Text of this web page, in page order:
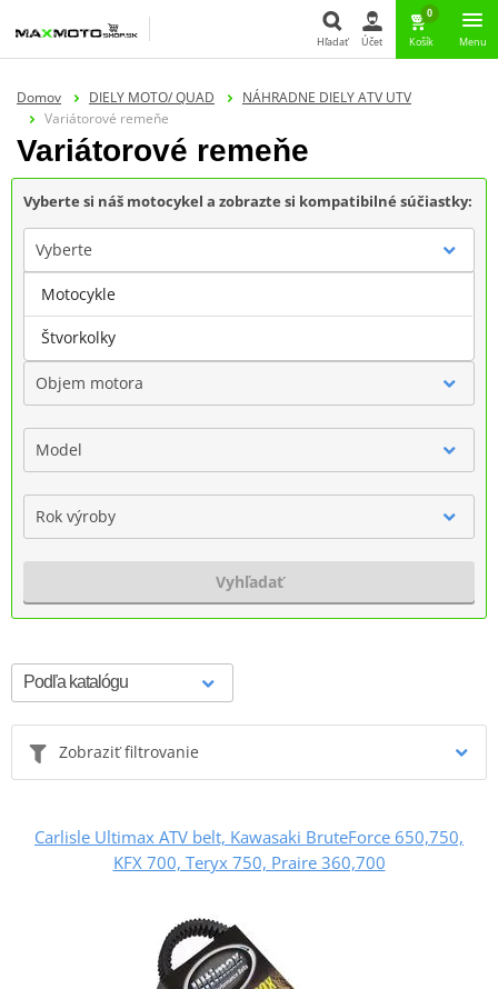
Hľadať Účet
0
Košík Menu
Domov DIELY MOTO/ QUAD
NÁHRADNE DIELY ATV UTV
Variátorové remeňe
Variátorové remeňe
Vyberte si náš motocykel a zobrazte si kompatibilné súčiastky:
Vyberte
Značka
Objem motora
Model
Rok výroby
Vyhľadať
Zobraziť filtrovanie
Carlisle Ultimax ATV belt, Kawasaki BruteForce 650,750,
KFX 700, Teryx 750, Praire 360,700
Motocykle
Štvorkolky